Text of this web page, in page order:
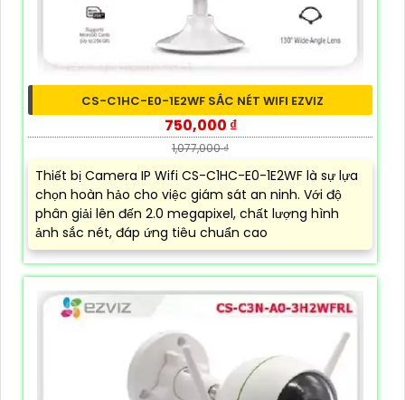
CS-C1HC-E0-1E2WF SẮC NÉT WIFI EZVIZ
750,000 ₫
1,077,000 ₫
Thiết bị Camera IP Wifi CS-C1HC-E0-1E2WF là sự lựa
chọn hoàn hảo cho việc giám sát an ninh. Với độ
phân giải lên đến 2.0 megapixel, chất lượng hình
ảnh sắc nét, đáp ứng tiêu chuẩn cao